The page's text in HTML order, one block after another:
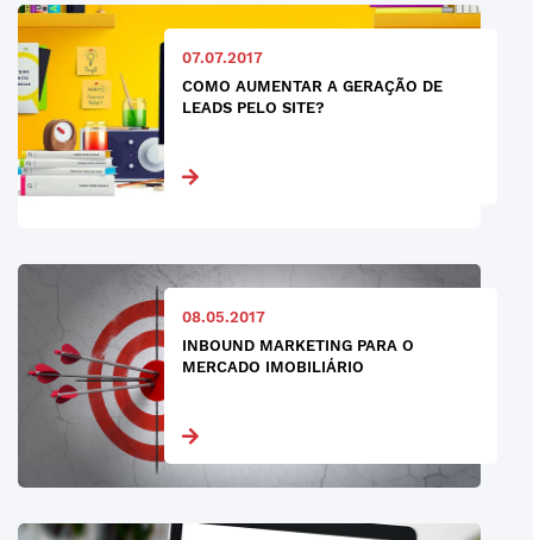
07.07.2017
COMO AUMENTAR A GERAÇÃO DE
LEADS PELO SITE?
08.05.2017
INBOUND MARKETING PARA O
MERCADO IMOBILIÁRIO